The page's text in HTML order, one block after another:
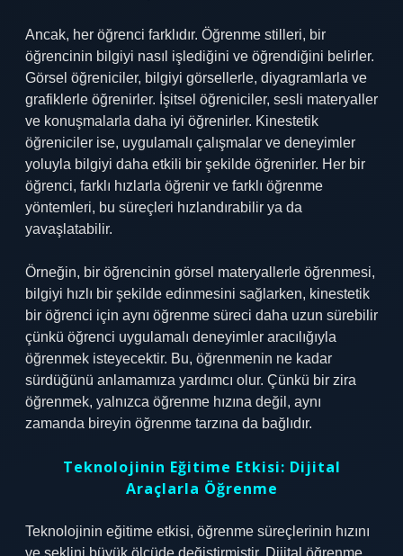
Ancak, her öğrenci farklıdır. Öğrenme stilleri, bir
öğrencinin bilgiyi nasıl işlediğini ve öğrendiğini belirler.
Görsel öğreniciler, bilgiyi görsellerle, diyagramlarla ve
grafiklerle öğrenirler. İşitsel öğreniciler, sesli materyaller
ve konuşmalarla daha iyi öğrenirler. Kinestetik
öğreniciler ise, uygulamalı çalışmalar ve deneyimler
yoluyla bilgiyi daha etkili bir şekilde öğrenirler. Her bir
öğrenci, farklı hızlarla öğrenir ve farklı öğrenme
yöntemleri, bu süreçleri hızlandırabilir ya da
yavaşlatabilir.
Örneğin, bir öğrencinin görsel materyallerle öğrenmesi,
bilgiyi hızlı bir şekilde edinmesini sağlarken, kinestetik
bir öğrenci için aynı öğrenme süreci daha uzun sürebilir
çünkü öğrenci uygulamalı deneyimler aracılığıyla
öğrenmek isteyecektir. Bu, öğrenmenin ne kadar
sürdüğünü anlamamıza yardımcı olur. Çünkü bir zira
öğrenmek, yalnızca öğrenme hızına değil, aynı
zamanda bireyin öğrenme tarzına da bağlıdır.
Teknolojinin Eğitime Etkisi: Dijital
Araçlarla Öğrenme
Teknolojinin eğitime etkisi, öğrenme süreçlerinin hızını
ve şeklini büyük ölçüde değiştirmiştir. Dijital öğrenme